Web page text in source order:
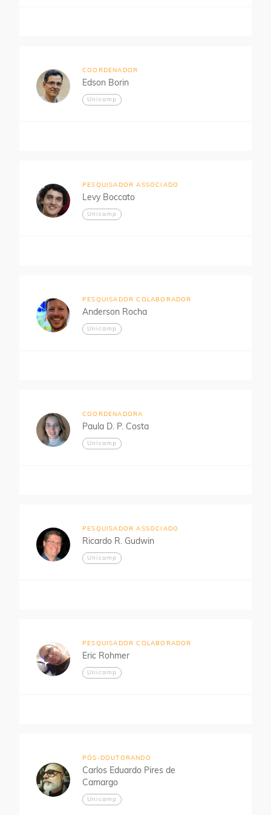
COORDENADOR
Edson Borin
Unicamp
PESQUISADOR ASSOCIADO
Levy Boccato
Unicamp
PESQUISADOR COLABORADOR
Anderson Rocha
Unicamp
COORDENADORA
Paula D. P. Costa
Unicamp
PESQUISADOR ASSOCIADO
Ricardo R. Gudwin
Unicamp
PESQUISADOR COLABORADOR
Eric Rohmer
Unicamp
PÓS-DOUTORANDO
Carlos Eduardo Pires de
Camargo
Unicamp